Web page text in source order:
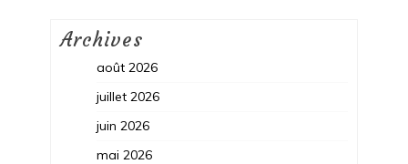
Archives
août 2026
juillet 2026
juin 2026
mai 2026